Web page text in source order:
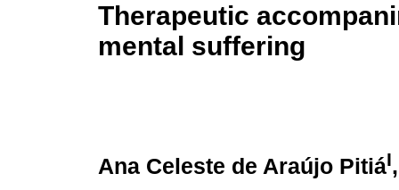
Therapeutic
mental suffering
Ana Celeste de Araújo PitiáI